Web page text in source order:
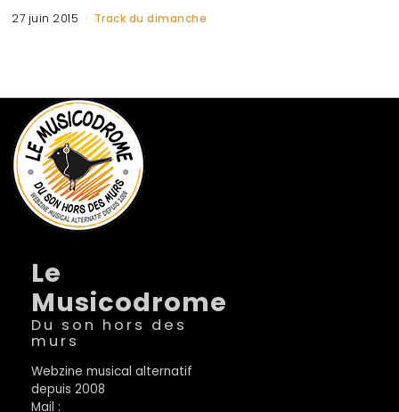
27 juin 2015 Track du dimanche
Le
Musicodrome
Du son hors des
murs
Webzine musical alternatif
depuis 2008
Mail :